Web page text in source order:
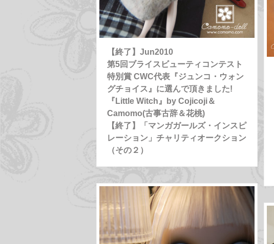
【終了】Jun2010
第5回ブライスビューティコンテスト
特別賞 CWC代表『ジュンコ・ウォン
グチョイス』に選んで頂きました!
『Little Witch』by Cojicoji＆
Camomo(古事古辞＆花桃)
【終了】「マンガガールズ・インスピ
レーション」チャリティオークション
（その２）